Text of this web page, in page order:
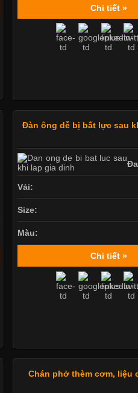
Chi tiết »
Đàn ông dễ bị bất lực sau
Vải:
Size:
Màu:
Chi tiết »
Chán phở thèm cơm, liệu